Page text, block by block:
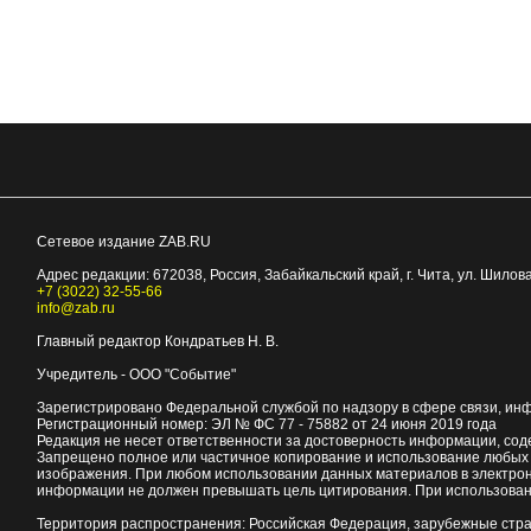
Сетевое издание ZAB.RU
Адрес редакции: 672038, Россия, Забайкальский край, г. Чита, ул.
+7 (3022) 32-55-66
info@zab.ru
Главный редактор Кондратьев Н. В.
Учредитель - ООО "Событие"
Зарегистрировано Федеральной службой по надзору в сфере связи,
Регистрационный номер: ЭЛ № ФС 77 - 75882 от 24 июня 2019 года
Редакция не несет ответственности за достоверность информации,
Запрещено полное или частичное копирование и использование
изображения. При любом использовании данных материалов в
информации не должен превышать цель цитирования. При
Территория распространения: Российская Федерация, зарубежные